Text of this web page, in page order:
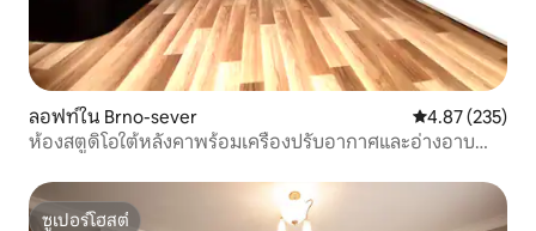
ลอฟท์ใน Brno-sever คะแนนเฉลี่ย
4.87 (235)
ห้องสตูดิโอใต้หลังคาพร้อมเครื่องปรับอากาศและอ่างอาบน้ำ
ซูเปอร์โฮสต์